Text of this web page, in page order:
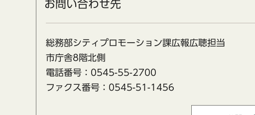
お問い合わせ先
総務部シティプロモーション課広報広聴担当
市庁舎8階北側
電話番号：0545-55-2700
ファクス番号：0545-51-1456